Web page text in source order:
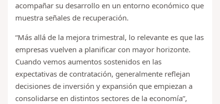
acompañar su desarrollo en un entorno económico que
muestra señales de recuperación.
“Más allá de la mejora trimestral, lo relevante es que las
empresas vuelven a planificar con mayor horizonte.
Cuando vemos aumentos sostenidos en las
expectativas de contratación, generalmente reflejan
decisiones de inversión y expansión que empiezan a
consolidarse en distintos sectores de la economía”,